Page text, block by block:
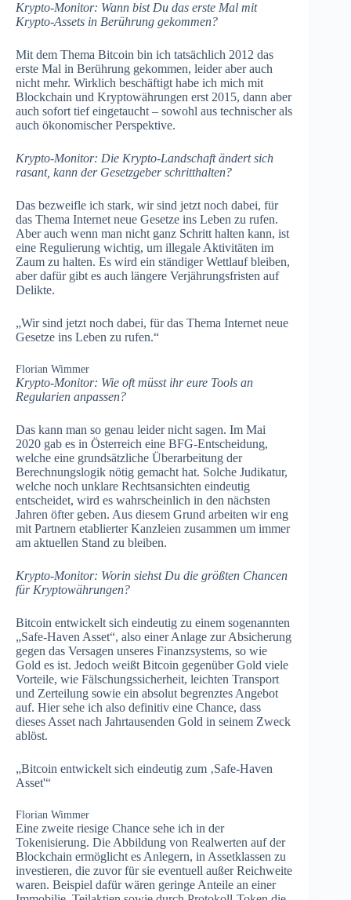
Krypto-Monitor: Wann bist Du das erste Mal mit
Krypto-Assets in Berührung gekommen?
Mit dem Thema Bitcoin bin ich tatsächlich 2012 das
erste Mal in Berührung gekommen, leider aber auch
nicht mehr. Wirklich beschäftigt habe ich mich mit
Blockchain und Kryptowährungen erst 2015, dann aber
auch sofort tief eingetaucht – sowohl aus technischer als
auch ökonomischer Perspektive.
Krypto-Monitor: Die Krypto-Landschaft ändert sich
rasant, kann der Gesetzgeber schritthalten?
Das bezweifle ich stark, wir sind jetzt noch dabei, für
das Thema Internet neue Gesetze ins Leben zu rufen.
Aber auch wenn man nicht ganz Schritt halten kann, ist
eine Regulierung wichtig, um illegale Aktivitäten im
Zaum zu halten. Es wird ein ständiger Wettlauf bleiben,
aber dafür gibt es auch längere Verjährungsfristen auf
Delikte.
„Wir sind jetzt noch dabei, für das Thema Internet neue
Gesetze ins Leben zu rufen.“
Florian Wimmer
Krypto-Monitor: Wie oft müsst ihr eure Tools an
Regularien anpassen?
Das kann man so genau leider nicht sagen. Im Mai
2020 gab es in Österreich eine BFG-Entscheidung,
welche eine grundsätzliche Überarbeitung der
Berechnungslogik nötig gemacht hat. Solche Judikatur,
welche noch unklare Rechtsansichten eindeutig
entscheidet, wird es wahrscheinlich in den nächsten
Jahren öfter geben. Aus diesem Grund arbeiten wir eng
mit Partnern etablierter Kanzleien zusammen um immer
am aktuellen Stand zu bleiben.
Krypto-Monitor: Worin siehst Du die größten Chancen
für Kryptowährungen?
Bitcoin entwickelt sich eindeutig zu einem sogenannten
„Safe-Haven Asset“, also einer Anlage zur Absicherung
gegen das Versagen unseres Finanzsystems, so wie
Gold es ist. Jedoch weißt Bitcoin gegenüber Gold viele
Vorteile, wie Fälschungssicherheit, leichten Transport
und Zerteilung sowie ein absolut begrenztes Angebot
auf. Hier sehe ich also definitiv eine Chance, dass
dieses Asset nach Jahrtausenden Gold in seinem Zweck
ablöst.
„Bitcoin entwickelt sich eindeutig zum ‚Safe-Haven
Asset'“
Florian Wimmer
Eine zweite riesige Chance sehe ich in der
Tokenisierung. Die Abbildung von Realwerten auf der
Blockchain ermöglicht es Anlegern, in Assetklassen zu
investieren, die zuvor für sie eventuell außer Reichweite
waren. Beispiel dafür wären geringe Anteile an einer